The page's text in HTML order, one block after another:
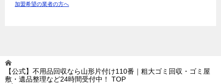
加盟希望の業者の方へ
【公式】不用品回収なら山形片付け110番｜粗大ゴミ回収・ゴミ屋
敷・遺品整理など24時間受付中！
TOP